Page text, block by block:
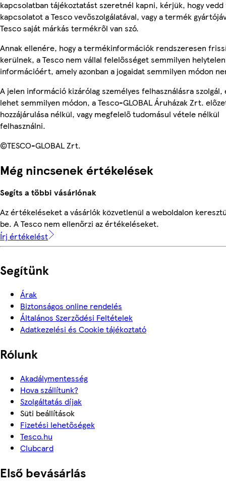
kapcsolatban tájékoztatást szeretnél kapni, kérjük, hogy vedd
kapcsolatot a Tesco vevőszolgálatával, vagy a termék
Tesco saját márkás termékről van szó.
Annak ellenére, hogy a termékinformációk rendszeresen
kerülnek, a Tesco nem vállal felelősséget semmilyen helytelen
információért, amely azonban a jogaidat semmilyen módon
A jelen információ kizárólag személyes felhasználásra szolgál,
lehet semmilyen módon, a Tesco-GLOBAL Áruházak Zrt.
hozzájárulása nélkül, vagy megfelelő tudomásul vétele nélkül
felhasználni.
©TESCO-GLOBAL Zrt.
Még nincsenek értékelések
Segíts a többi vásárlónak
Az értékeléseket a vásárlók közvetlenül a weboldalon
be. A Tesco nem ellenőrzi az értékeléseket.
Írj értékelést
Segítünk
Árak
Biztonságos online rendelés
Általános Szerződési Feltételek
Adatkezelési és Cookie tájékoztató
Rólunk
Akadálymentesség
Hova szállítunk?
Szolgáltatás díjak
Süti beállítások
Fizetési lehetőségek
Tesco.hu
Clubcard
Első bevásárlás